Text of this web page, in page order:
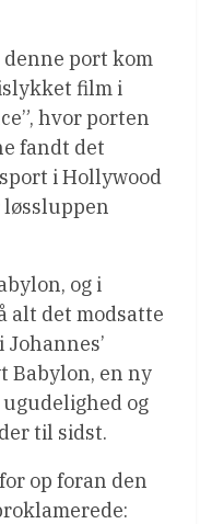
port kom
film i
hvor porten
fandt det
i Hollywood
og i
alt det modsatte
Johannes’
Babylon, en ny
og
til sidst.
op foran den